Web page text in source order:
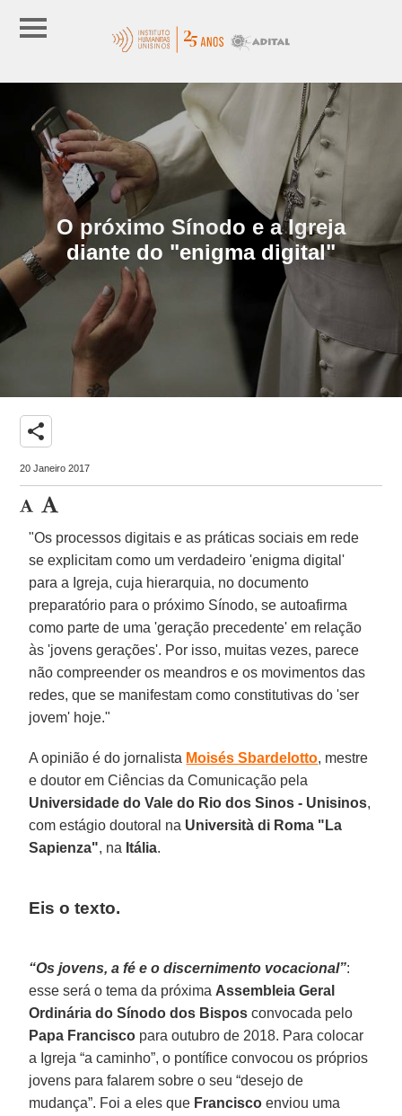
O próximo Sínodo e a Igreja
diante do "enigma digital"
share
20 Janeiro 2017
"Os processos digitais e as práticas sociais em rede
se explicitam como um verdadeiro 'enigma digital'
para a Igreja, cuja hierarquia, no documento
preparatório para o próximo Sínodo, se autoafirma
como parte de uma 'geração precedente' em relação
às 'jovens gerações'. Por isso, muitas vezes, parece
não compreender os meandros e os movimentos das
redes, que se manifestam como constitutivas do 'ser
jovem' hoje."
A opinião é do jornalista Moisés Sbardelotto, mestre
e doutor em Ciências da Comunicação pela
Universidade do Vale do Rio dos Sinos - Unisinos,
com estágio doutoral na Università di Roma "La
Sapienza", na Itália.
Eis o texto.
“Os jovens, a fé e o discernimento vocacional”:
esse será o tema da próxima Assembleia Geral
Ordinária do Sínodo dos Bispos convocada pelo
Papa Francisco para outubro de 2018. Para colocar
a Igreja “a caminho”, o pontífice convocou os próprios
jovens para falarem sobre o seu “desejo de
mudança”. Foi a eles que Francisco enviou uma